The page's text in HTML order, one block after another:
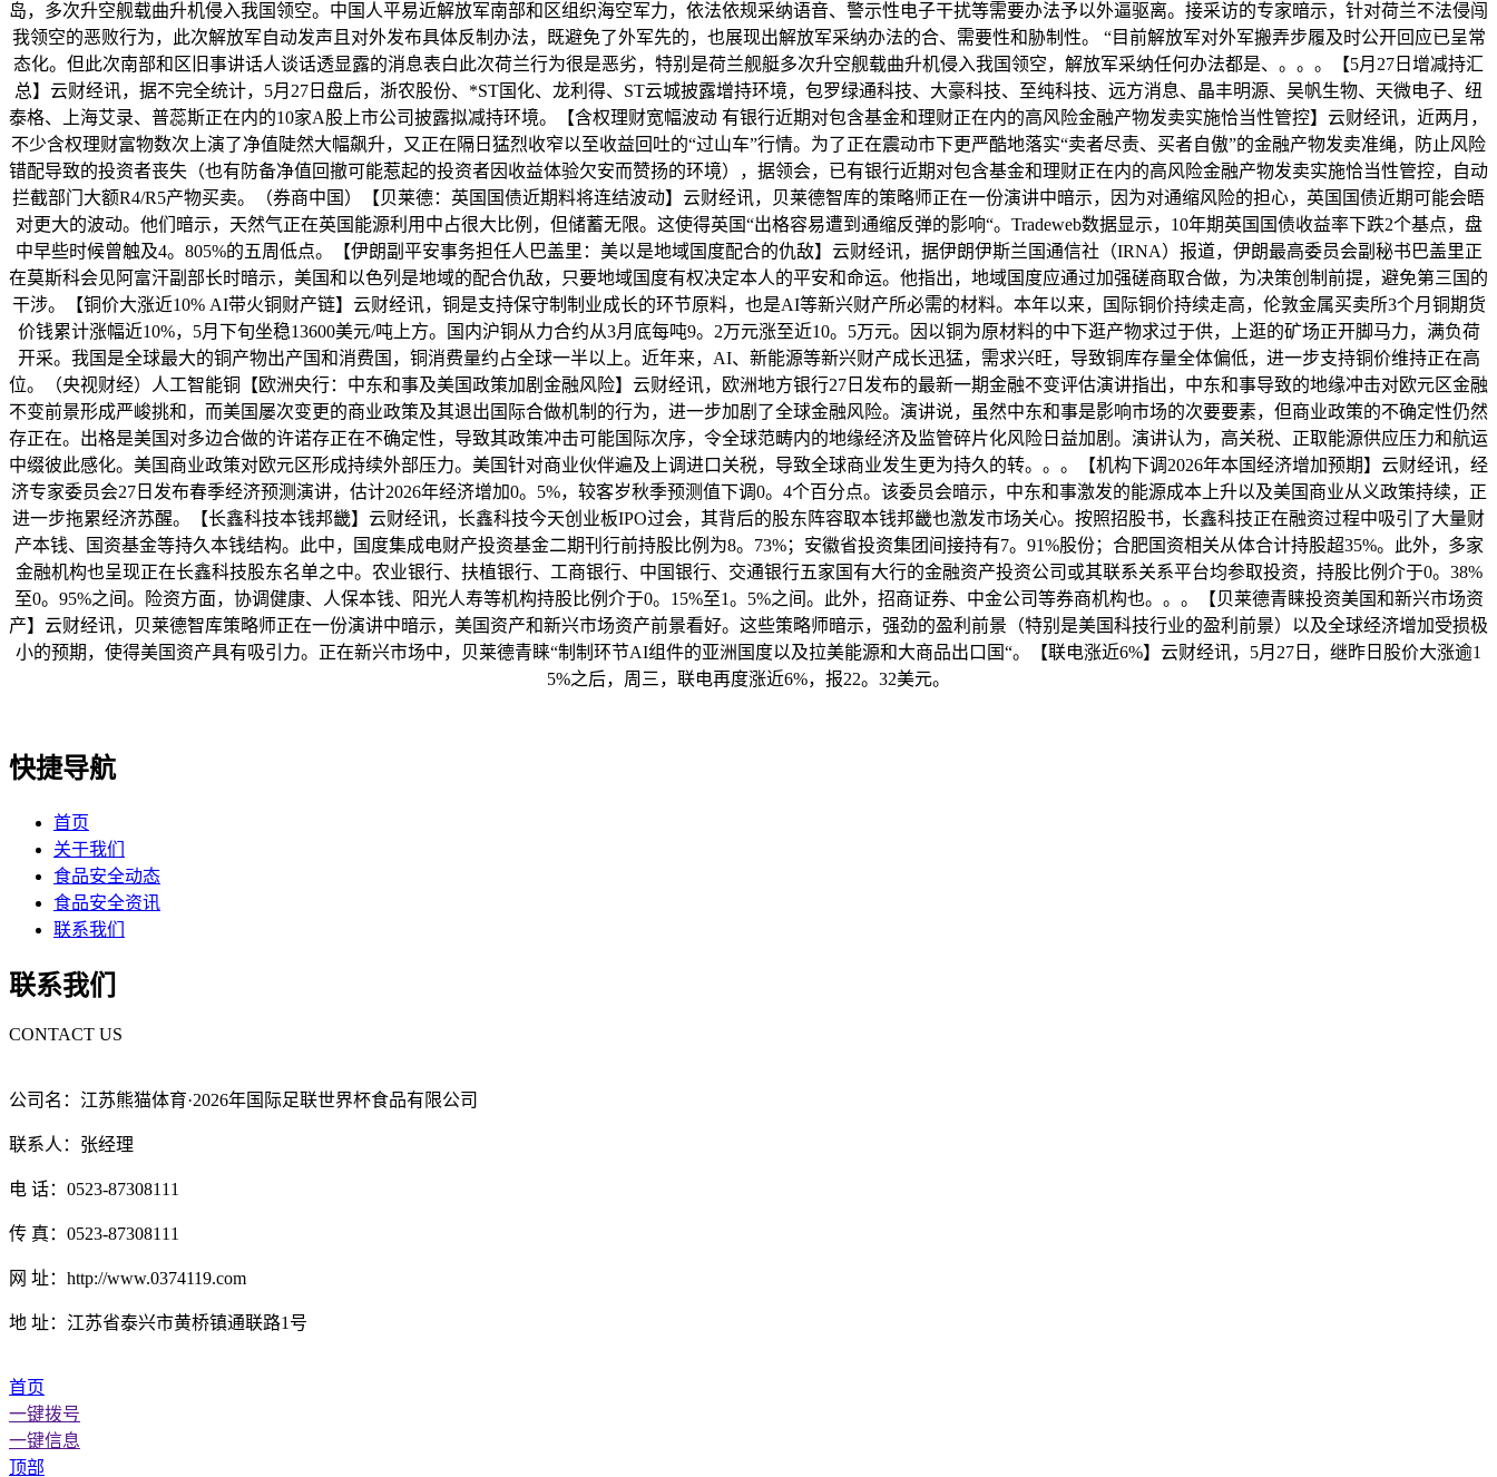
岛，多次升空舰载曲升机侵入我国领空。中国人平易近解放军南部和区组织海空军力，依法依规采纳语音、警示性电子干扰等需要办法予以外逼驱离。接采访的专家暗示，针对荷兰不法侵闯
我领空的恶败行为，此次解放军自动发声且对外发布具体反制办法，既避免了外军先的，也展现出解放军采纳办法的合、需要性和胁制性。 “目前解放军对外军搬弄步履及时公开回应已呈常
态化。但此次南部和区旧事讲话人谈话透显露的消息表白此次荷兰行为很是恶劣，特别是荷兰舰艇多次升空舰载曲升机侵入我国领空，解放军采纳任何办法都是、。。。【5月27日增减持汇
总】云财经讯，据不完全统计，5月27日盘后，浙农股份、*ST国化、龙利得、ST云城披露增持环境，包罗绿通科技、大豪科技、至纯科技、远方消息、晶丰明源、吴帆生物、天微电子、纽
泰格、上海艾录、普蕊斯正在内的10家A股上市公司披露拟减持环境。【含权理财宽幅波动 有银行近期对包含基金和理财正在内的高风险金融产物发卖实施恰当性管控】云财经讯，近两月，
不少含权理财富物数次上演了净值陡然大幅飙升，又正在隔日猛烈收窄以至收益回吐的“过山车”行情。为了正在震动市下更严酷地落实“‌卖者尽责、买者自傲‌”的金融产物发卖准绳，防止风险
错配导致的投资者丧失（也有防备净值回撤可能惹起的投资者因收益体验欠安而赞扬的环境），据领会，已有银行近期对包含基金和理财正在内的高风险金融产物发卖实施恰当性管控，自动
拦截部门大额R4/R5产物买卖。（券商中国）【贝莱德：英国国债近期料将连结波动】云财经讯，贝莱德智库的策略师正在一份演讲中暗示，因为对通缩风险的担心，英国国债近期可能会晤
对更大的波动。他们暗示，天然气正在英国能源利用中占很大比例，但储蓄无限。这使得英国“出格容易遭到通缩反弹的影响“。Tradeweb数据显示，10年期英国国债收益率下跌2个基点，盘
中早些时候曾触及4。805%的五周低点。【伊朗副平安事务担任人巴盖里：美以是地域国度配合的仇敌】云财经讯，据伊朗伊斯兰国通信社（IRNA）报道，伊朗最高委员会副秘书巴盖里正
在莫斯科会见阿富汗副部长时暗示，美国和以色列是地域的配合仇敌，只要地域国度有权决定本人的平安和命运。他指出，地域国度应通过加强磋商取合做，为决策创制前提，避免第三国的
干涉。【铜价大涨近10% AI带火铜财产链】云财经讯，铜是支持保守制制业成长的环节原料，也是AI等新兴财产所必需的材料。本年以来，国际铜价持续走高，伦敦金属买卖所3个月铜期货
价钱累计涨幅近10%，5月下旬坐稳13600美元/吨上方。国内沪铜从力合约从3月底每吨9。2万元涨至近10。5万元。因以铜为原材料的中下逛产物求过于供，上逛的矿场正开脚马力，满负荷
开采。我国是全球最大的铜产物出产国和消费国，铜消费量约占全球一半以上。近年来，AI、新能源等新兴财产成长迅猛，需求兴旺，导致铜库存量全体偏低，进一步支持铜价维持正在高
位。（央视财经）人工智能铜【欧洲央行：中东和事及美国政策加剧金融风险】云财经讯，欧洲地方银行27日发布的最新一期金融不变评估演讲指出，中东和事导致的地缘冲击对欧元区金融
不变前景形成严峻挑和，而美国屡次变更的商业政策及其退出国际合做机制的行为，进一步加剧了全球金融风险。演讲说，虽然中东和事是影响市场的次要要素，但商业政策的不确定性仍然
存正在。出格是美国对多边合做的许诺存正在不确定性，导致其政策冲击可能国际次序，令全球范畴内的地缘经济及监管碎片化风险日益加剧。演讲认为，高关税、正取能源供应压力和航运
中缀彼此感化。美国商业政策对欧元区形成持续外部压力。美国针对商业伙伴遍及上调进口关税，导致全球商业发生更为持久的转。。。【机构下调2026年本国经济增加预期】云财经讯，经
济专家委员会27日发布春季经济预测演讲，估计2026年经济增加0。5%，较客岁秋季预测值下调0。4个百分点。该委员会暗示，中东和事激发的能源成本上升以及美国商业从义政策持续，正
进一步拖累经济苏醒。【长鑫科技本钱邦畿】云财经讯，长鑫科技今天创业板IPO过会，其背后的股东阵容取本钱邦畿也激发市场关心。按照招股书，长鑫科技正在融资过程中吸引了大量财
产本钱、国资基金等持久本钱结构。此中，国度集成电财产投资基金二期刊行前持股比例为8。73%；安徽省投资集团间接持有7。91%股份；合肥国资相关从体合计持股超35%。此外，多家
金融机构也呈现正在长鑫科技股东名单之中。农业银行、扶植银行、工商银行、中国银行、交通银行五家国有大行的金融资产投资公司或其联系关系平台均参取投资，持股比例介于0。38%
至0。95%之间。险资方面，协调健康、人保本钱、阳光人寿等机构持股比例介于0。15%至1。5%之间。此外，招商证券、中金公司等券商机构也。。。【贝莱德青睐投资美国和新兴市场资
产】云财经讯，贝莱德智库策略师正在一份演讲中暗示，美国资产和新兴市场资产前景看好。这些策略师暗示，强劲的盈利前景（特别是美国科技行业的盈利前景）以及全球经济增加受损极
小的预期，使得美国资产具有吸引力。正在新兴市场中，贝莱德青睐“制制环节AI组件的亚洲国度以及拉美能源和大商品出口国“。【联电涨近6%】云财经讯，5月27日，继昨日股价大涨逾1
5%之后，周三，联电再度涨近6%，报22。32美元。
快捷导航
首页
关于我们
食品安全动态
食品安全资讯
联系我们
联系我们
CONTACT US
公司名：江苏熊猫体育·2026年国际足联世界杯食品有限公司
联系人：张经理
电 话：0523-87308111
传 真：0523-87308111
网 址：http://www.0374119.com
地 址：江苏省泰兴市黄桥镇通联路1号
首页
一键拨号
一键信息
顶部